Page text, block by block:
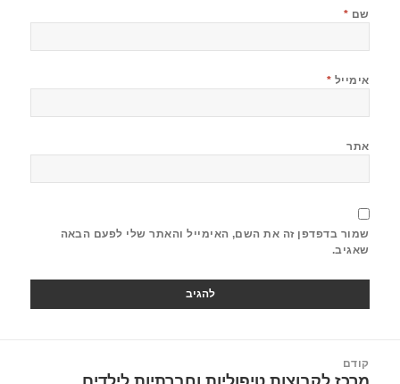
שם *
אימייל *
אתר
שמור בדפדפן זה את השם, האימייל והאתר שלי לפעם הבאה
שאגיב.
קודם